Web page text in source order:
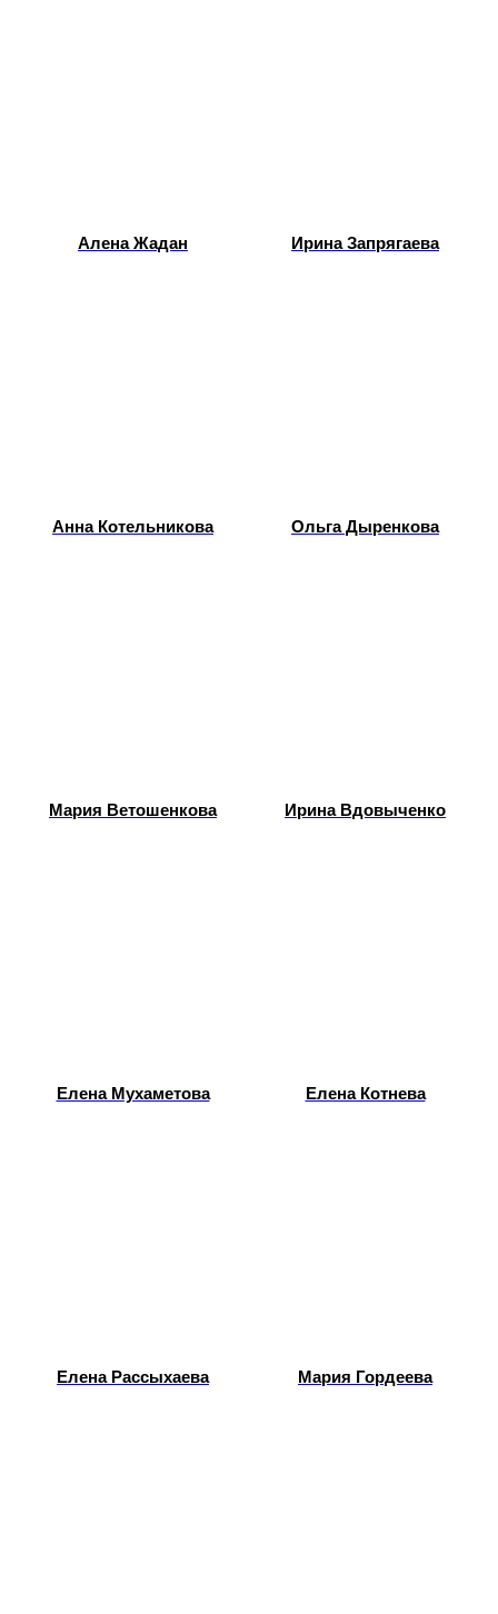
Алена Жадан Ирина Запрягаева
Анна Котельникова Ольга Дыренкова
Мария Ветошенкова Ирина Вдовыченко
Елена Мухаметова Елена Котнева
Елена Рассыхаева Мария Гордеева